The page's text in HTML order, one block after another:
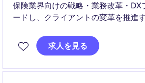
保険業界向けの戦略・業務改革・DX
ードし、クライアントの変革を推進
プロジェクトデリバリーだけでなく
成長にも関与いただきます。
求人を見る